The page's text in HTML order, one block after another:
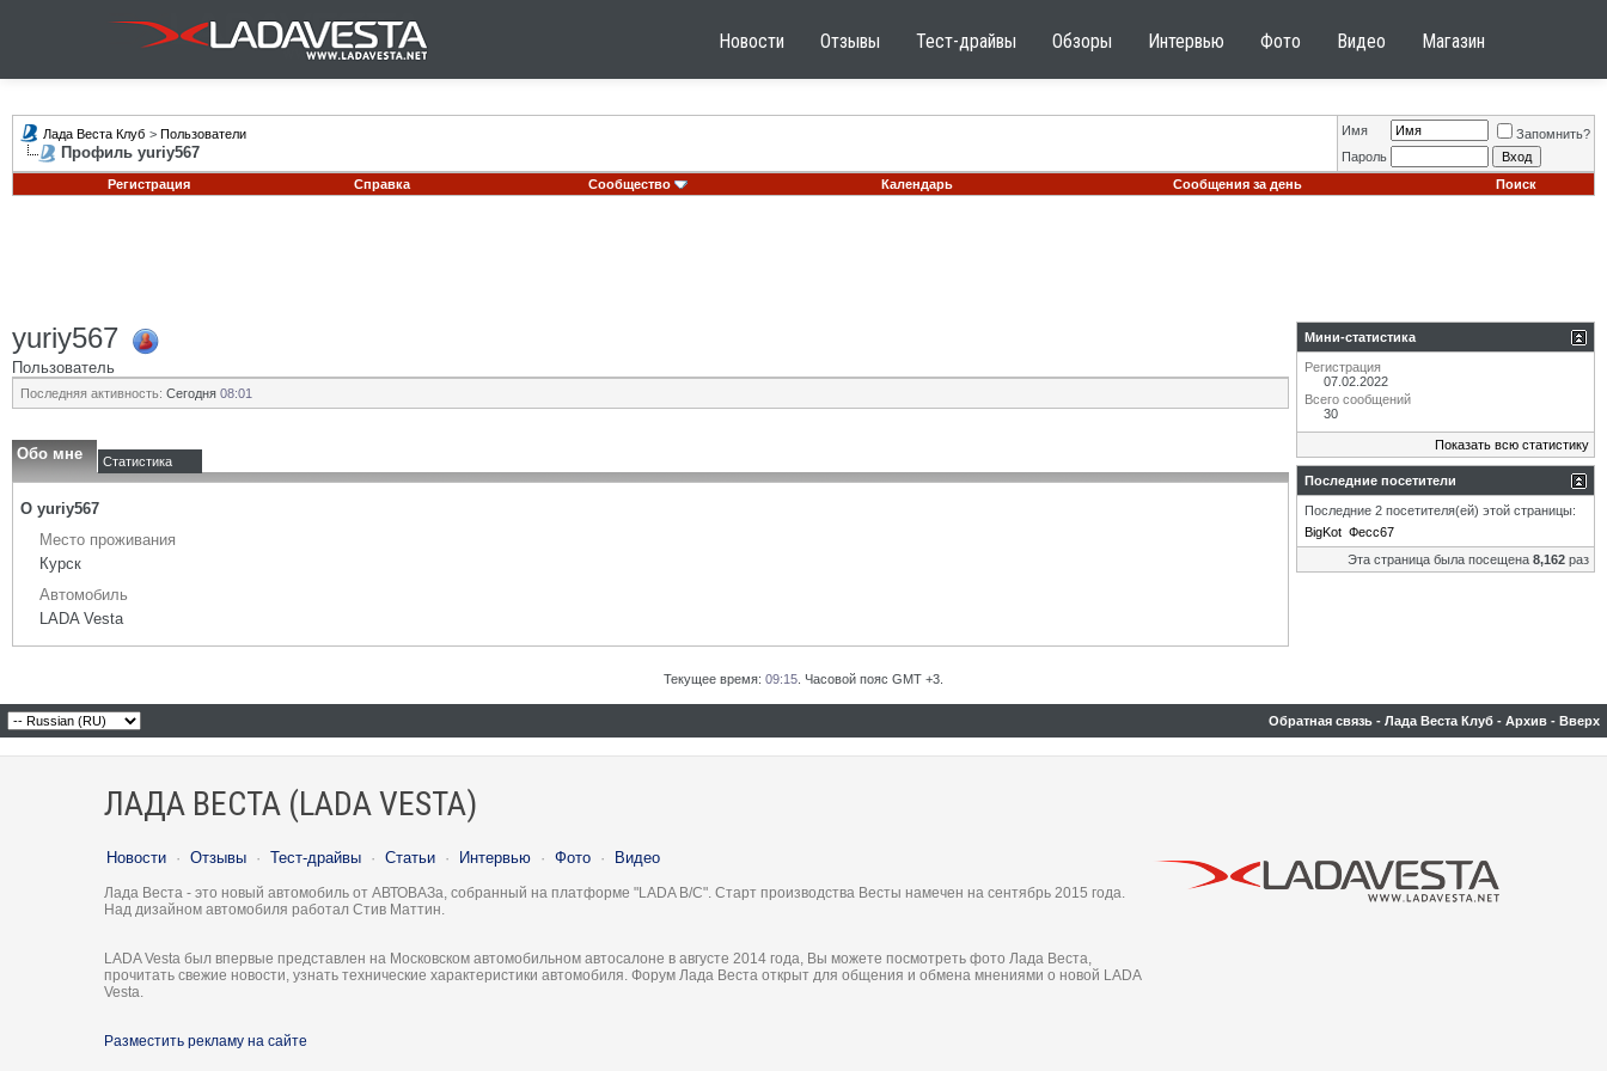
Новости Отзывы Тест-драйвы Обзоры Интервью Фото Видео Магазин
Лада Веста Клуб > Пользователи
Профиль yuriy567
Имя
Запомнить?
Пароль
Регистрация
Справка Сообщество Календарь Сообщения за день Поиск
yuriy567
Пользователь
Последняя активность: Сегодня 08:01
Обо мне Статистика
О yuriy567
Место проживания
Курск
Автомобиль
LADA Vesta
Мини-статистика
Регистрация
07.02.2022
Всего сообщений
30
Показать всю статистику
Последние посетители
Последние 2 посетителя(ей) этой страницы:
BigKot Фесс67
Эта страница была посещена 8,162 раз
Текущее время: 09:15 . Часовой пояс GMT +3.
Обратная связь - Лада Веста Клуб - Архив - Вверх
ЛАДА ВЕСТА (LADA VESTA)
Новости · Отзывы · Тест-драйвы · Статьи · Интервью · Фото · Видео
Лада Веста - это новый автомобиль от АВТОВАЗа, собранный на платформе "LADA B/C". Старт производства Весты намечен на сентябрь 2015 года.
Над дизайном автомобиля работал Стив Маттин.
LADA Vesta был впервые представлен на Московском автомобильном автосалоне в августе 2014 года, Вы можете посмотреть фото Лада Веста,
прочитать свежие новости, узнать технические характеристики автомобиля. Форум Лада Веста открыт для общения и обмена мнениями о новой LADA
Vesta.
Разместить рекламу на сайте